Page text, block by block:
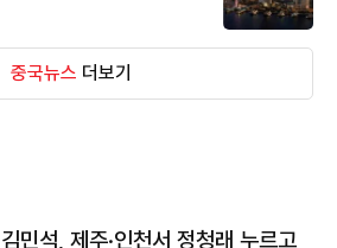
중국뉴스 더보기
김민석, 제주·인천서 정청래 누르고